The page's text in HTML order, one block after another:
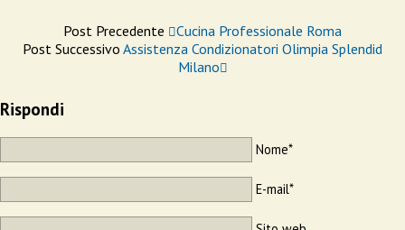
Post Precedente
Cucina Professionale Roma
Post Successivo Assistenza Condizionatori Olimpia Splendid
Milano
Rispondi
Nome*
E-mail*